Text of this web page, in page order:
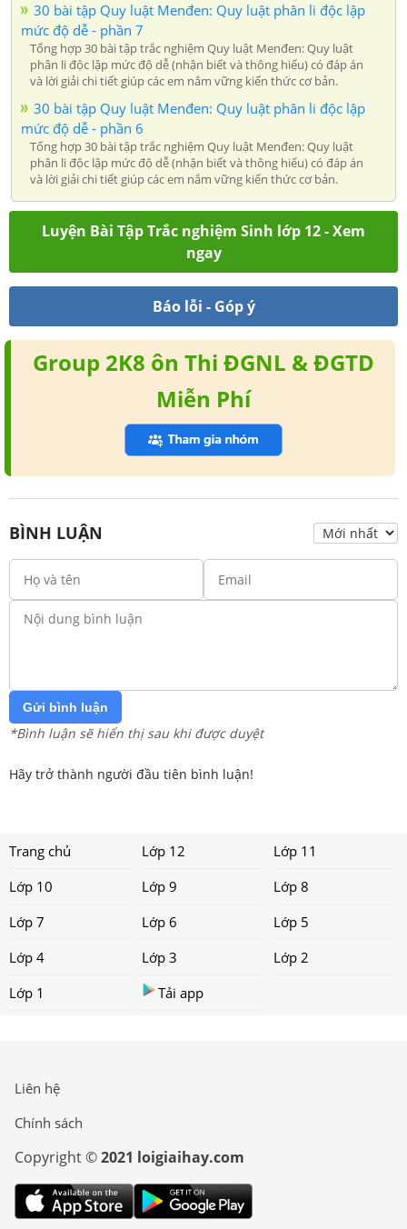
30 bài tập Quy luật Menđen: Quy luật phân li độc lập
mức độ dễ - phần 7
Tổng hợp 30 bài tập trắc nghiệm Quy luật Menđen: Quy luật
phân li độc lập mức độ dễ (nhận biết và thông hiểu) có đáp án
và lời giải chi tiết giúp các em nắm vững kiến thức cơ bản.
30 bài tập Quy luật Menđen: Quy luật phân li độc lập
mức độ dễ - phần 6
Tổng hợp 30 bài tập trắc nghiệm Quy luật Menđen: Quy luật
phân li độc lập mức độ dễ (nhận biết và thông hiểu) có đáp án
và lời giải chi tiết giúp các em nắm vững kiến thức cơ bản.
Luyện Bài Tập Trắc nghiệm Sinh lớp 12 - Xem
ngay
Báo lỗi - Góp ý
Group 2K8 ôn Thi ĐGNL & ĐGTD
Miễn Phí
BÌNH LUẬN
Gửi bình luận
*Bình luận sẽ hiển thị sau khi được duyệt
Hãy trở thành người đầu tiên bình luận!
Trang chủ Lớp 12
Lớp 11
Lớp 10
Lớp 9
Lớp 8
Lớp 7
Lớp 6
Lớp 5
Lớp 4
Lớp 3
Lớp 2
Lớp 1
Tải app
Liên hệ
Chính sách
Copyright ©2021 loigiaihay.com